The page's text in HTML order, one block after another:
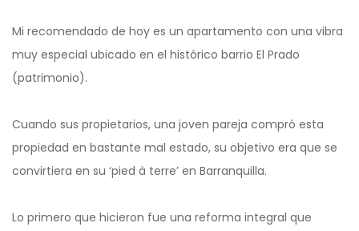
Mi recomendado de hoy es un apartamento con una vibra
muy especial ubicado en el histórico barrio El Prado
(patrimonio).
Cuando sus propietarios, una joven pareja compró esta
propiedad en bastante mal estado, su objetivo era que se
convirtiera en su ‘pied à terre’ en Barranquilla.
Lo primero que hicieron fue una reforma integral que